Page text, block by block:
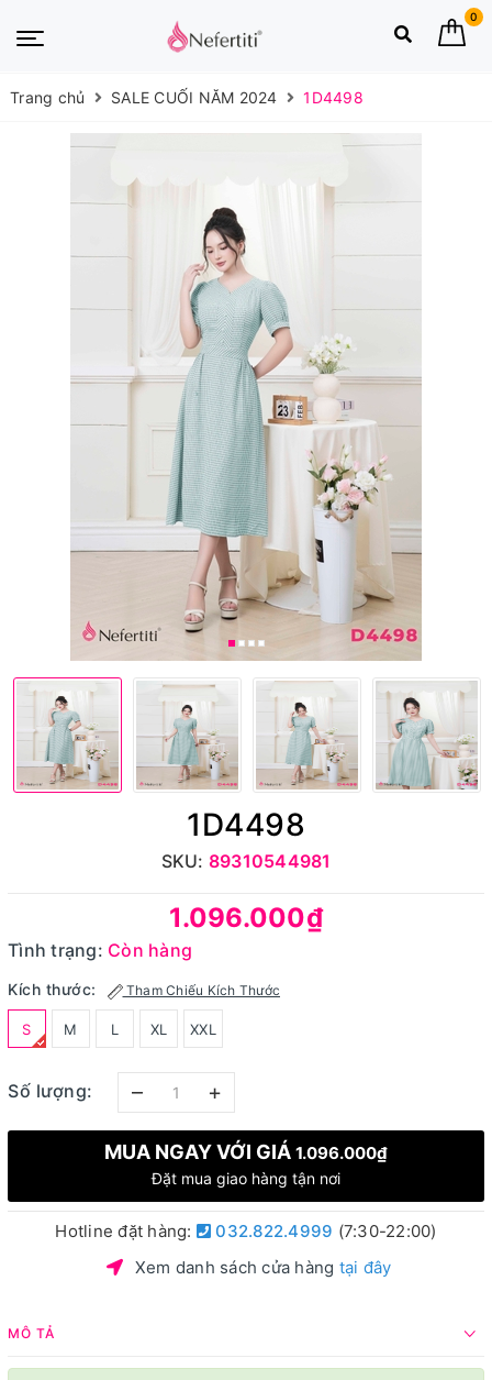
0
Trang chủ SALE CUỐI NĂM 2024 1D4498
1D4498
SKU: 89310544981
1.096.000₫
Tình trạng: Còn hàng
Kích thước: Tham Chiếu Kích Thước
S M L XL XXL
Số lượng: – +
MUA NGAY VỚI GIÁ 1.096.000₫
Đặt mua giao hàng tận nơi
Hotline đặt hàng: 032.822.4999 (7:30-22:00)
Xem danh sách cửa hàng tại đây
MÔ TẢ